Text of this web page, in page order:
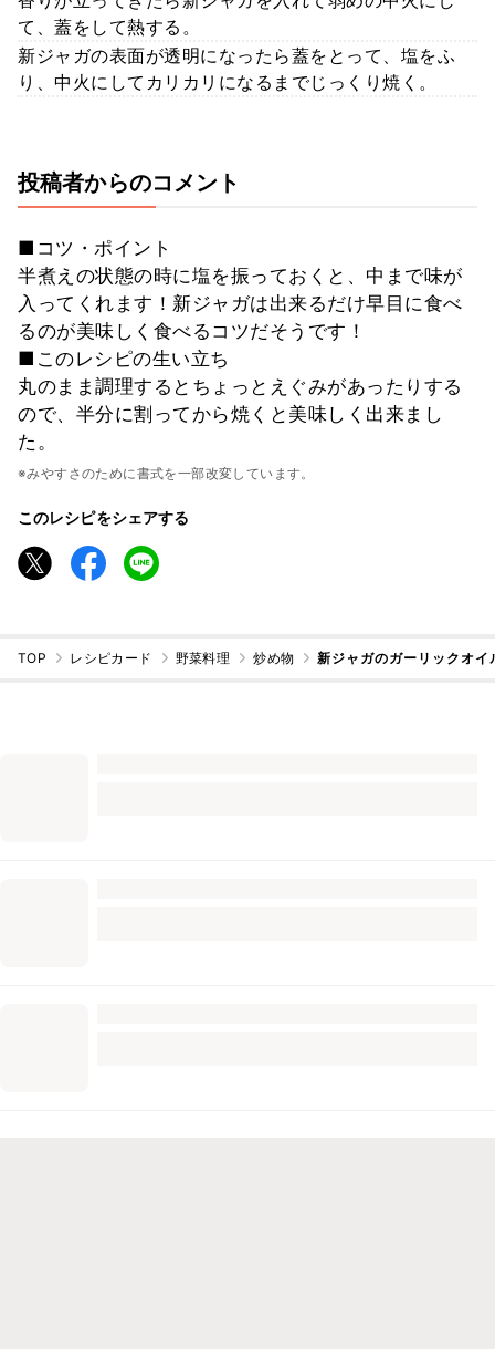
て、蓋をして熱する。
新ジャガの表面が透明になったら蓋をとって、塩をふ
り、中火にしてカリカリになるまでじっくり焼く。
投稿者からのコメント
■コツ・ポイント
半煮えの状態の時に塩を振っておくと、中まで味が
入ってくれます！新ジャガは出来るだけ早目に食べ
るのが美味しく食べるコツだそうです！
■このレシピの生い立ち
丸のまま調理するとちょっとえぐみがあったりする
ので、半分に割ってから焼くと美味しく出来まし
た。
※みやすさのために書式を一部改変しています。
このレシピをシェアする
TOP レシピカード 野菜料理 炒め物 新ジャガのガーリックオ